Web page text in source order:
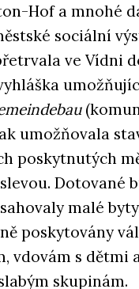
Hof a mnohé
sociální
ve Vídni
umožňovala
poskytnutých
Dotované
malé
poskytovány
vdovám s dětmi
skupinám.